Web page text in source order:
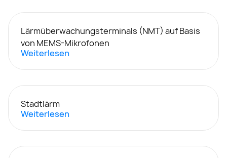
Lärmüberwachungsterminals (NMT) auf Basis
von MEMS-Mikrofonen
Weiterlesen
Stadtlärm
Weiterlesen